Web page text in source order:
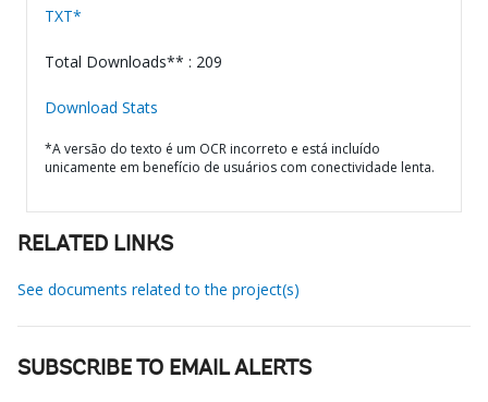
TXT*
Total Downloads** : 209
Download Stats
*A versão do texto é um OCR incorreto e está incluído
unicamente em benefício de usuários com conectividade lenta.
RELATED LINKS
See documents related to the project(s)
SUBSCRIBE TO EMAIL ALERTS